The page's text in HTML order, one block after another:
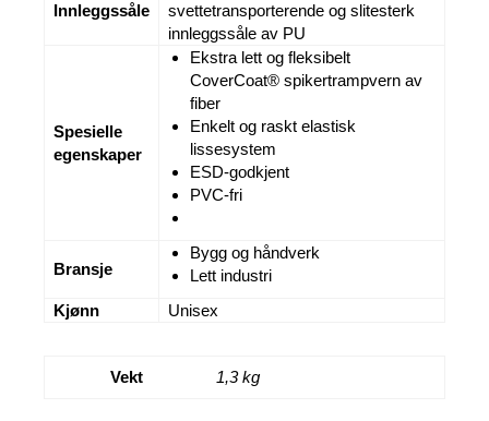
Innleggssåle
svettetransporterende og slitesterk
innleggssåle av PU
Spesielle
egenskaper
Ekstra lett og fleksibelt
CoverCoat® spikertrampvern av
fiber
Enkelt og raskt elastisk
lissesystem
ESD-godkjent
PVC-fri
Bransje
Bygg og håndverk
Lett industri
Kjønn
Unisex
Vekt 1,3 kg